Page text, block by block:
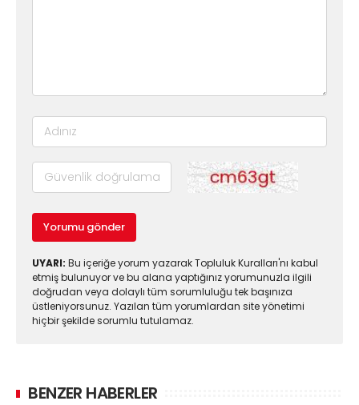
Yorumu gönder
UYARI: Bu içeriğe yorum yazarak Topluluk Kuralları'nı kabul
etmiş bulunuyor ve bu alana yaptığınız yorumunuzla ilgili
doğrudan veya dolaylı tüm sorumluluğu tek başınıza
üstleniyorsunuz. Yazılan tüm yorumlardan site yönetimi
hiçbir şekilde sorumlu tutulamaz.
BENZER HABERLER